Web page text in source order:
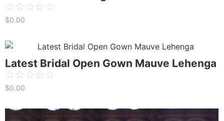
☆☆☆☆☆
$0.00
Latest Bridal Open Gown Mauve Lehenga
☆☆☆☆☆
$0.00